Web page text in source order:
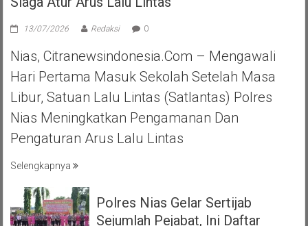
13/07/2026 Redaksi 0
Nias, Citranewsindonesia.com – Mengawali
Hari Pertama Masuk Sekolah Setelah Masa
Libur, Satuan Lalu Lintas (Satlantas) Polres
Nias Meningkatkan Pengamanan Dan
Pengaturan Arus Lalu Lintas
Selengkapnya
Polres Nias Gelar Sertijab
Sejumlah Pejabat, Ini Daftar